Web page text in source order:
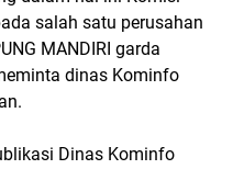
salah satu perusahan
MANDIRI garda
dinas Kominfo
Dinas Kominfo